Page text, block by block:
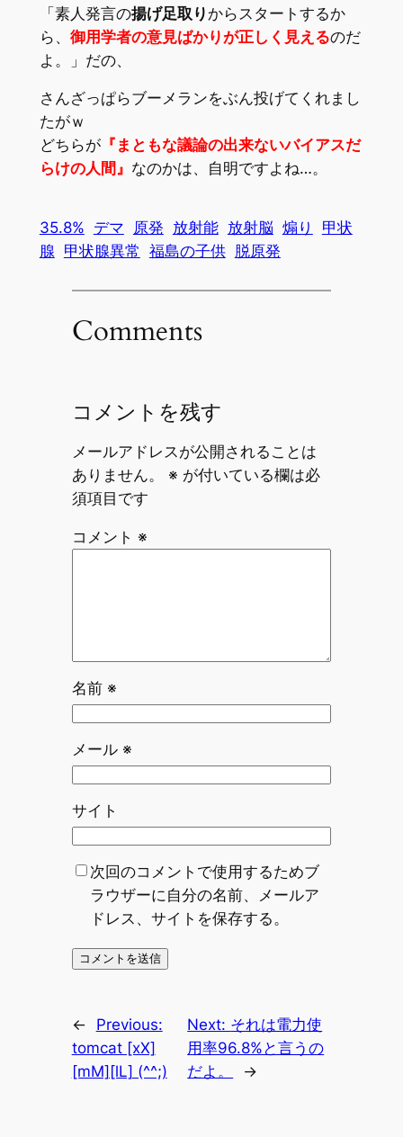
「素人発言の揚げ足取り からスタートするか
ら、 御用学者の意見ばかりが正しく見えるのだ
よ。」だの、
さんざっぱらブーメランをぶん投げてくれまし
たがｗ
どちらが『まともな議論の出来ないバイアスだ
らけの人間』 なのかは、自明ですよね…。
35.8% デマ 原発 放射能 放射脳 煽り
甲状
腺 甲状腺異常 福島の子供 脱原発
Comments
コメントを残す
メールアドレスが公開されることは
ありません。
※ が付いている欄は必
須項目です
コメント ※
名前 ※
メール ※
サイト
次回のコメントで使用するためブ
ラウザーに自分の名前、メールア
ドレス、サイトを保存する。
←
Previous:
tomcat [xX]
[mM][lL] (^^;)
Next: それは電力使
用率96.8%と言うの
だよ。
→